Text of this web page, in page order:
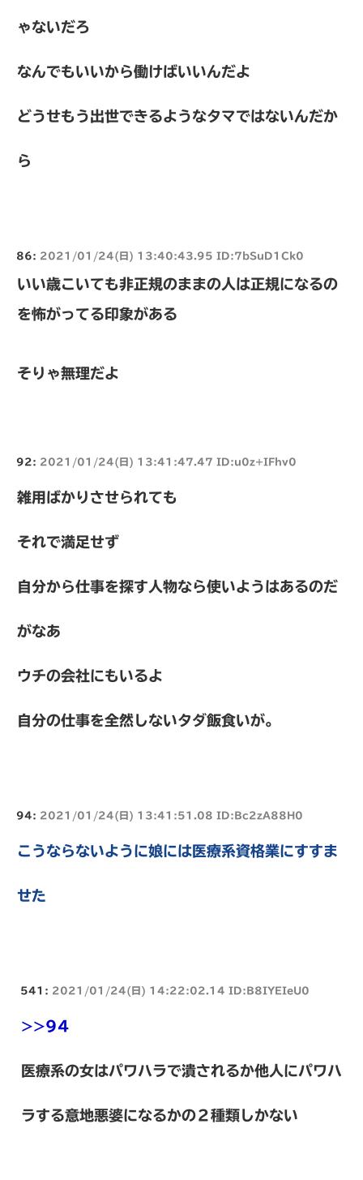
ゃないだろ
なんでもいいから働けばいいんだよ
どうせもう出世できるようなタマではないんだか
ら
86: 2021/01/24(日) 13:40:43.95 ID:7bSuD1Ck0
いい歳こいても非正規のままの人は正規になるの
を怖がってる印象がある
そりゃ無理だよ
92: 2021/01/24(日) 13:41:47.47 ID:u0z+IFhv0
雑用ばかりさせられても
それで満足せず
自分から仕事を探す人物なら使いようはあるのだ
がなあ
ウチの会社にもいるよ
自分の仕事を全然しないタダ飯食いが。
94: 2021/01/24(日) 13:41:51.08 ID:Bc2zA88H0
こうならないように娘には医療系資格業にすすま
せた
541: 2021/01/24(日) 14:22:02.14 ID:B8IYEIeU0
>>94
医療系の女はパワハラで潰されるか他人にパワハ
ラする意地悪婆になるかの２種類しかない